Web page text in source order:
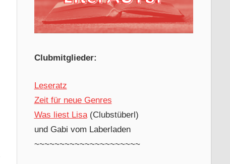
Clubmitglieder:
Leseratz
Zeit für neue Genres
Was liest Lisa(Clubstüberl)
und Gabi vom Laberladen
~~~~~~~~~~~~~~~~~~~~~